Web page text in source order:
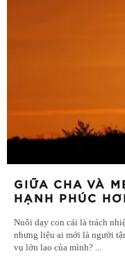
GIỮA CHA VÀ
HẠNH PHÚC
Nuôi dạy con cái là trách
nhưng liệu ai mới là người
vụ lớn lao của mình? ...